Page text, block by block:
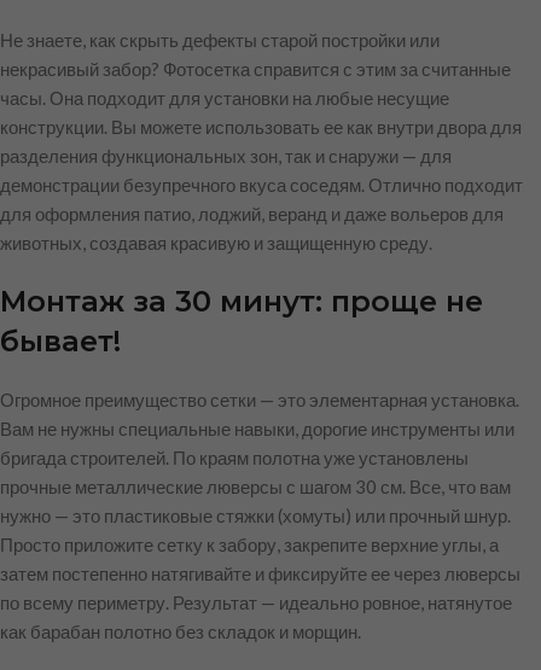
Не знаете, как скрыть дефекты старой постройки или
некрасивый забор? Фотосетка справится с этим за считанные
часы. Она подходит для установки на любые несущие
конструкции. Вы можете использовать ее как внутри двора для
разделения функциональных зон, так и снаружи — для
демонстрации безупречного вкуса соседям. Отлично подходит
для оформления патио, лоджий, веранд и даже вольеров для
животных, создавая красивую и защищенную среду.
Монтаж за 30 минут: проще не
бывает!
Огромное преимущество сетки — это элементарная установка.
Вам не нужны специальные навыки, дорогие инструменты или
бригада строителей. По краям полотна уже установлены
прочные металлические люверсы с шагом 30 см. Все, что вам
нужно — это пластиковые стяжки (хомуты) или прочный шнур.
Просто приложите сетку к забору, закрепите верхние углы, а
затем постепенно натягивайте и фиксируйте ее через люверсы
по всему периметру. Результат — идеально ровное, натянутое
как барабан полотно без складок и морщин.